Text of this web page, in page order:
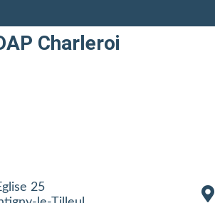
Charleroi
25